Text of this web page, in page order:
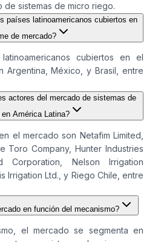
de sistemas de micro riego.
países latinoamericanos cubiertos en
de mercado?
cubiertos en el
Argentina, México, y Brasil, entre
actores del mercado de sistemas de
América Latina?
el mercado son Netafim Limited,
Toro Company, Hunter Industries
Corporation, Nelson Irrigation
Irrigation Ltd., y Riego Chile, entre
en función del mecanismo?
el mercado se segmenta en